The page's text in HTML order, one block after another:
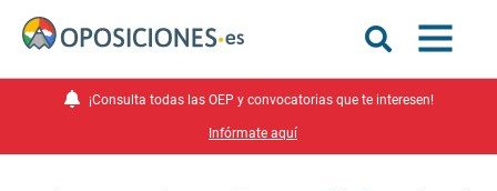
¡Consulta todas las OEP y convocatorias que te interesen!
Infórmate aquí